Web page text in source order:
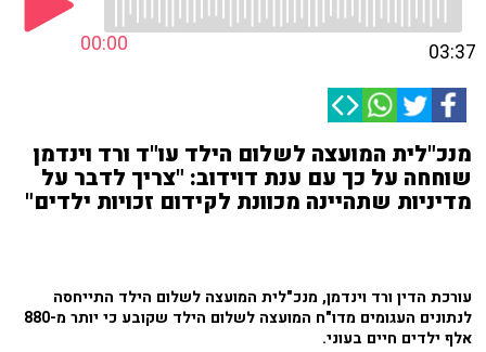
00:00 03:37
מנכ"לית המועצה לשלום הילד עו"ד ורד וינדמן
שוחחה על כך עם ענת דוידוב: "צריך לדבר על
מדיניות שתהיינה מכוונת לקידום זכויות ילדים"
עורכת הדין ורד וינדמן, מנכ"לית המועצה לשלום הילד התייחסה
לנתונים העגומים מדו"ח המועצה לשלום הילד שקובע כי יותר מ-880
אלף ילדים חיים בעוני.